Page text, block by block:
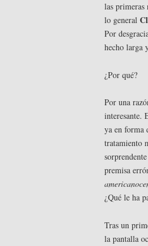
las primeras
lo general
Por
hecho larga
¿Por qué?
Por una
interesante.
ya en forma
tratamiento
premisa
¿Qué le ha
Tras un
la pantalla